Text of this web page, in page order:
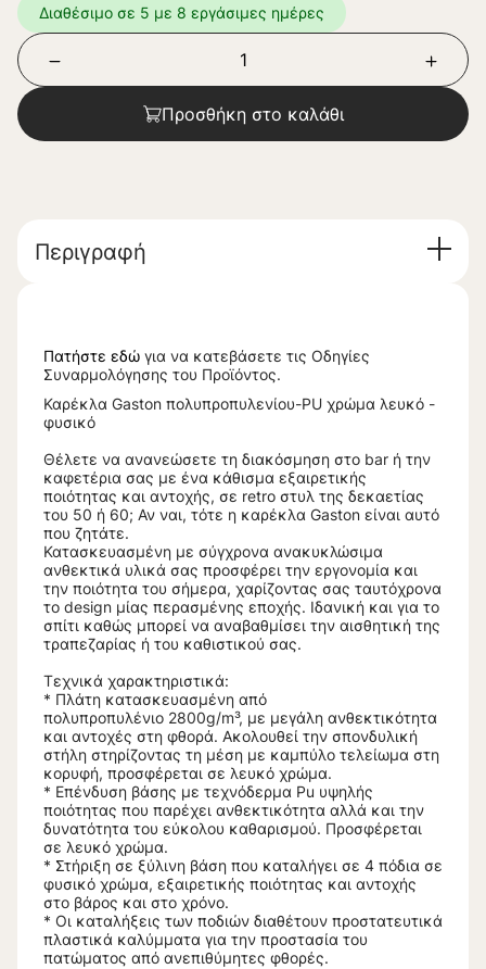
Διαθέσιμο σε 5 με 8 εργάσιμες ημέρες
Προσθήκη στο καλάθι
Περιγραφή
Πατήστε εδώ για να κατεβάσετε τις Οδηγίες
Συναρμολόγησης του Προϊόντος.
Καρέκλα Gaston πολυπροπυλενίου-PU χρώμα λευκό -
φυσικό
Θέλετε να ανανεώσετε τη διακόσμηση στο bar ή την
καφετέρια σας με ένα κάθισμα εξαιρετικής
ποιότητας και αντοχής, σε retro στυλ της δεκαετίας
του 50 ή 60; Αν ναι, τότε η καρέκλα Gaston είναι αυτό
που ζητάτε.
Κατασκευασμένη με σύγχρονα ανακυκλώσιμα
ανθεκτικά υλικά σας προσφέρει την εργονομία και
την ποιότητα του σήμερα, χαρίζοντας σας ταυτόχρονα
το design μίας περασμένης εποχής. Ιδανική και για το
σπίτι καθώς μπορεί να αναβαθμίσει την αισθητική της
τραπεζαρίας ή του καθιστικού σας.
Τεχνικά χαρακτηριστικά:
* Πλάτη κατασκευασμένη από
πολυπροπυλένιο 2800g/m³, με μεγάλη ανθεκτικότητα
και αντοχές στη φθορά. Ακολουθεί την σπονδυλική
στήλη στηρίζοντας τη μέση με καμπύλο τελείωμα στη
κορυφή, προσφέρεται σε λευκό χρώμα.
* Επένδυση βάσης με τεχνόδερμα Pu υψηλής
ποιότητας που παρέχει ανθεκτικότητα αλλά και την
δυνατότητα του εύκολου καθαρισμού. Προσφέρεται
σε λευκό χρώμα.
* Στήριξη σε ξύλινη βάση που καταλήγει σε 4 πόδια σε
φυσικό χρώμα, εξαιρετικής ποιότητας και αντοχής
στο βάρος και στο χρόνο.
* Οι καταλήξεις των ποδιών διαθέτουν προστατευτικά
πλαστικά καλύμματα για την προστασία του
πατώματος από ανεπιθύμητες φθορές.